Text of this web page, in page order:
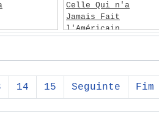
14 15 Seguinte Fim
Celle Qui n'a
Jamais Fait
l'Américain